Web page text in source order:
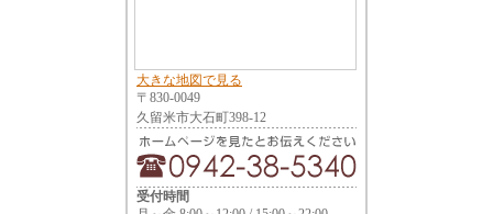
大きな地図で見る
〒830-0049
久留米市大石町398-12
受付時間